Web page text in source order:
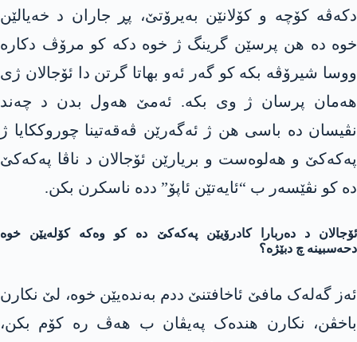
دکەڤە کۆچە و کۆلانێن بەیرۆتێ، پڕ جاران د خەیالێن
خوە دە هن پرسێن گرینگ ژ خوە دکە کو مرۆڤ دکارە
ووسا شیرۆڤە بکە کو گەر ئەو بهاتا گرتن دا ئۆجالان ژی
هەمان پرسان ژ وی بکە. ئەمێ هەول بدن د چەند
نڤیسان دە باسی هن ژ ئەگەرێن ڤەقەتینا چوروککایا ژ
پەکەکێ و هەلوەست و بریارێن ئۆجالان د ناڤا پەکەکێ
دە کو نڤێسەر ب “ئایەتێن ئاپۆ” ددە ناسکرن بکن.
ئۆجالان د دەربارا کادرۆیێن پەکەکێ دە کو وەکە کۆلەیێن خوە
دحەسبینە چ دبێژە؟
ئەز گەلەک مافێ ئاخافتنێ ددم بەندەیێن خوە، لێ نکارن
باخڤن، نکارن هندەک پەیڤان ب هەڤ رە کۆم بکن،